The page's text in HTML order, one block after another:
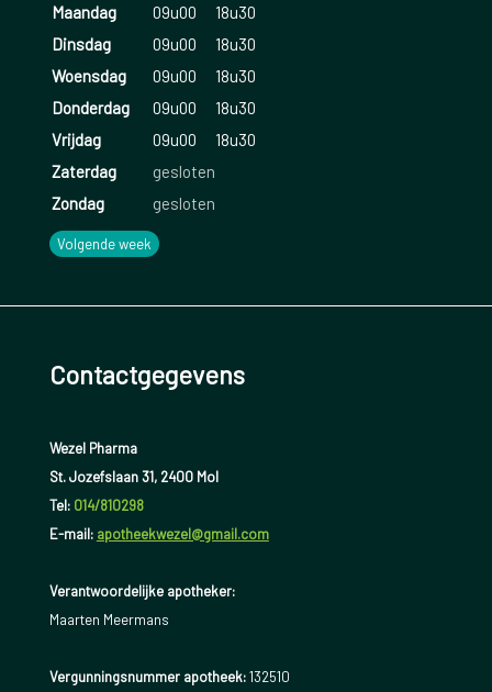
Maandag 09u00
18u30
Dinsdag
09u00
18u30
Woensdag
09u00
18u30
Donderdag
09u00
18u30
Vrijdag
09u00
18u30
Zaterdag
gesloten
Zondag
gesloten
Volgende week
Contactgegevens
Wezel Pharma
St. Jozefslaan 31, 2400 Mol
Tel: 014/810298
E-mail: apotheekwezel@gmail.com
Verantwoordelijke apotheker:
Maarten Meermans
Vergunningsnummer apotheek:132510